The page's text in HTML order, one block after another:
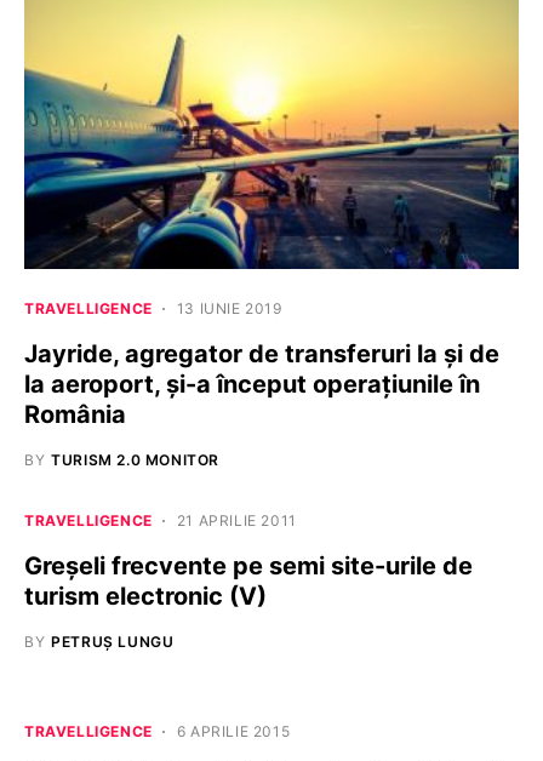
TRAVELLIGENCE 13 IUNIE 2019
Jayride, agregator de transferuri la și de
la aeroport, și-a început operațiunile în
România
BY TURISM 2.0 MONITOR
TRAVELLIGENCE 21 APRILIE 2011
Greşeli frecvente pe semi site-urile de
turism electronic (V)
BY PETRUȘ LUNGU
TRAVELLIGENCE 6 APRILIE 2015